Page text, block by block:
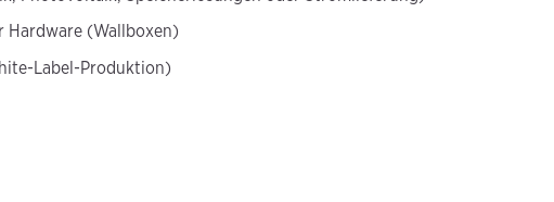
Hardware (Wallboxen)
Label-Produktion)